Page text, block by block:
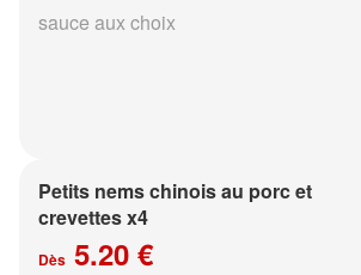
sauce aux choix
Petits nems chinois au porc et
crevettes x4
Dès 5.20 €